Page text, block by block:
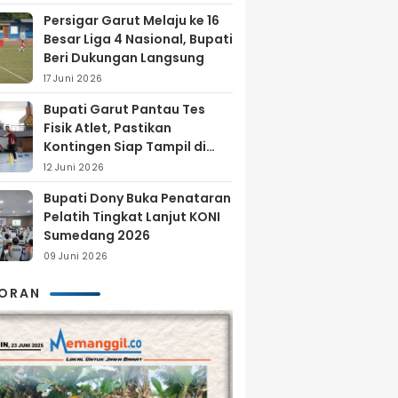
Persigar Garut Melaju ke 16
Besar Liga 4 Nasional, Bupati
Beri Dukungan Langsung
17 Juni 2026
Bupati Garut Pantau Tes
Fisik Atlet, Pastikan
Kontingen Siap Tampil di
Porprov 2026
12 Juni 2026
Bupati Dony Buka Penataran
Pelatih Tingkat Lanjut KONI
Sumedang 2026
09 Juni 2026